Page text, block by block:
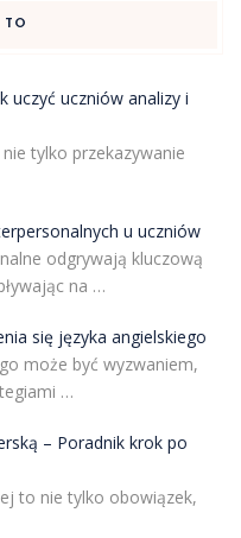
TO
uczyć uczniów analizy i
tylko przekazywanie
u uczniów
odgrywają kluczową
na …
się języka angielskiego
może być wyzwaniem,
…
– Poradnik krok po
to nie tylko obowiązek,